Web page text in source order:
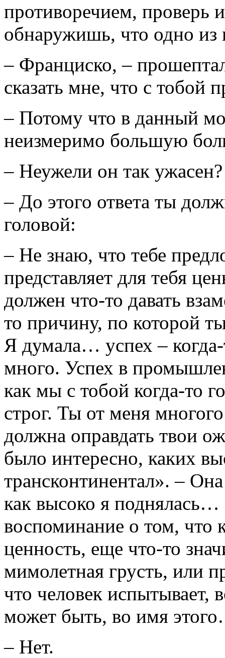
противоречием, проверь
обнаружишь, что одно
– Франциско, –
сказать мне, что с тобой
– Потому что в данный
неизмеримо большую
– Неужели он так ужасен?
– До этого ответа ты
головой:
– Не знаю, что тебе
представляет для тебя
должен что-то давать
то причину, по которой
Я думала… успех – когда-
много. Успех в
как мы с тобой когда-то
строг. Ты от меня
должна оправдать твои
было интересно, каких
трансконтинентал». –
как высоко я
воспоминание о том, что
ценность, еще что-то
мимолетная грусть, или
что человек испытывает,
может быть, во имя
– Нет.